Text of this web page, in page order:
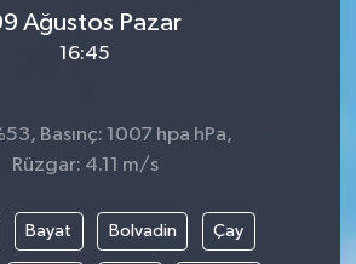
Ağustos Pazar
16:45
Basınç: 1007 hpa hPa,
Rüzgar: 4.11 m/s
Bayat Bolvadin Çay